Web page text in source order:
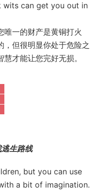
wits can get you out in
唯一的财产是黄铜打火
，但很明显你处于危险之
才能让您完好无损。
生路线
but you can use
a bit of imagination.